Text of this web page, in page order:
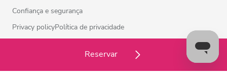
Reservar
Confiança e segurança
Privacy policyPolítica de privacidade